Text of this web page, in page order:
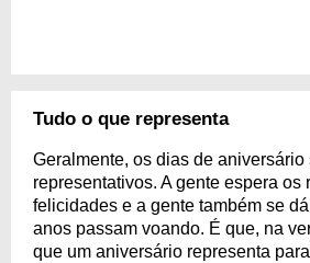
Tudo o que representa
Geralmente, os dias de aniversário
representativos. A gente espera os
felicidades e a gente também se
anos passam voando. É que, na
que um aniversário representa